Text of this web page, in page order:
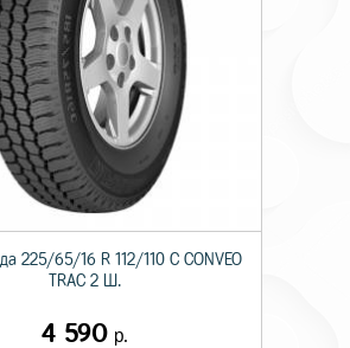
225/65/16 R 112/110 C CONVEO
TRAC 2 Ш.
4 590р.